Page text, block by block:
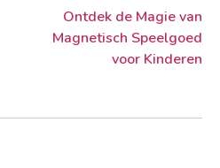
Ontdek de Magie van
Magnetisch Speelgoed
voor Kinderen